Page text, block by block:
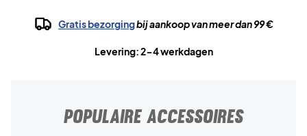
Gratis bezorgingbij aankoop van meer dan 99 €
Levering: 2-4 werkdagen
POPULAIRE ACCESSOIRES